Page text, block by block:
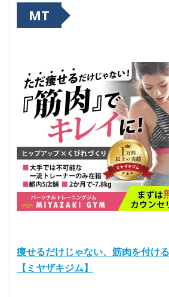
MT
痩せるだけじゃない、筋肉を付け
【ミヤザキジム】